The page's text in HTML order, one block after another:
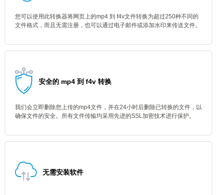
您可以使用此转换器将网页上的mp4 到 f4v文件转换为超过250种不同的
文件格式，而且无需注册，也可以通过电子邮件或添加水印来传送文件。
安全的 mp4 到 f4v 转换
我们会立即删除您上传的mp4文件，并在24小时后删除已转换的文件，以
确保文件的安全。所有文件传输均采用先进的SSL加密技术进行保护。
无需安装软件